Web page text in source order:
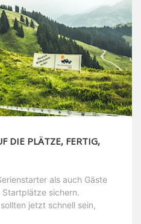
DIE PLÄTZE, FERTIG,
als auch Gäste
sichern.
jetzt schnell sein,